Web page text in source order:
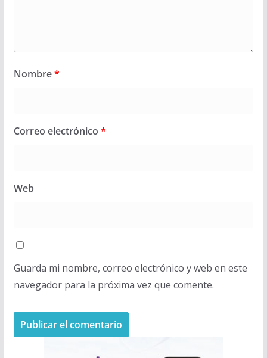
Nombre*
Correo electrónico *
Web
Guarda mi nombre, correo electrónico y web en este
navegador para la próxima vez que comente.